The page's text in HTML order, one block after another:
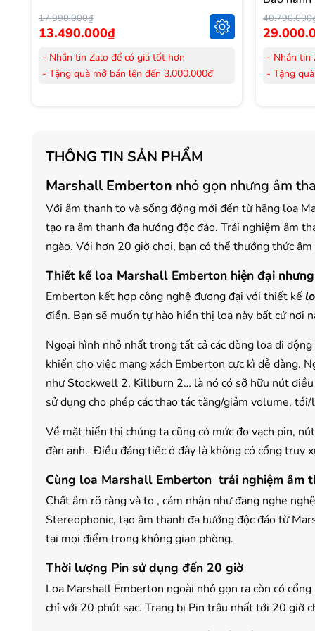
17.990.000₫
13.490.000₫
- Nhắn tin Zalo để có giá tốt hơn
- Tặng quà mở bán lên đến 3.000.000đ
- Cam kết hàng mới 100%.
Hồ Chí Minh
- Vận chuyển Toàn Quốc.
- Bảo hành 24 tháng chính hãng
- Nhắn tin
- Tặng
Hồ Chí
- Vận
- Bảo
THÔNG TIN SẢN PHẨM
Marshall Emberton nhỏ gọn nhưng âm
Với âm thanh to và sống động mới đến từ hãng loa
tạo ra âm thanh đa hướng độc đáo. Trải nghiệm âm
ngào. Với hơn 20 giờ chơi, bạn có thể thưởng thức
Thiết kế loa Marshall Emberton hiện đại
Emberton kết hợp công nghệ đương đại với thiết kế
điển. Bạn sẽ muốn tự hào hiển thị loa này bất cứ nơi
Ngoại hình nhỏ nhất trong tất cả các dòng loa di
khiến cho việc mang xách Emberton cực kì dễ dàng.
như Stockwell 2, Killburn 2… là nó có sỡ hữu nút
sử dụng cho phép các thao tác tăng/giảm volume,
Về mặt hiển thị chúng ta cũng có mức đo vạch pin,
đàn anh. Điều đáng tiếc ở đây là không có cổng truy
Cùng loa Marshall Emberton trải nghiệm âm
Chất âm rõ ràng và to , cảm nhận như đang nghe
Stereophonic, tạo âm thanh đa hướng độc đáo từ
tại mọi điểm trong không gian phòng.
Thời lượng Pin sử dụng đến 20 giờ
Loa Marshall Emberton ngoài nhỏ gọn ra còn có
chỉ với 20 phút sạc. Trang bị Pin trâu nhất tới 20 giờ